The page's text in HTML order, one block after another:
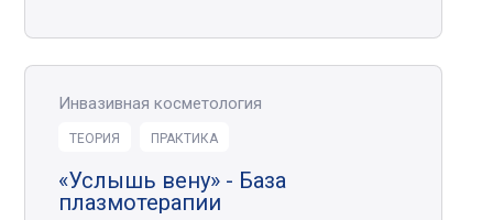
Инвазивная косметология
ТЕОРИЯ ПРАКТИКА
«Услышь вену» - База
плазмотерапии